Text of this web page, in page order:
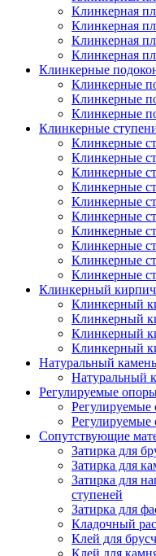
Клинкерная
Клинкерная
Клинкерная
Клинкерная
Клинкерные
Клинкерные
Клинкерные
Клинкерные
Клинкерные
Клинкерные
Клинкерные
Клинкерные
Клинкерные
Клинкерные
Клинкерные
Клинкерные
Клинкерные
Клинкерные
Клинкерные
Клинкерный кирпич
Клинкерный
Клинкерный
Клинкерный
Клинкерный
Натуральный камень
Натуральный
Регулируемые
Регулируемые
Сопутствующие
Затирка для
Затирка для
Затирка для
ступеней
Затирка для
Кладочный
Клей для
Клей для